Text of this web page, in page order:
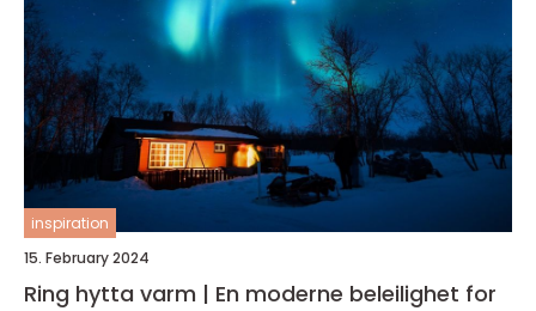
inspiration
15. February 2024
Ring hytta varm | En moderne beleilighet for